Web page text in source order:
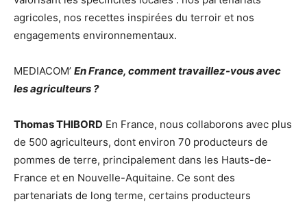
agricoles, nos recettes inspirées du terroir et nos
engagements environnementaux.
MEDIACOM’ En France, comment travaillez-vous avec
les agriculteurs ?
Thomas THIBORD En France, nous collaborons avec plus
de 500 agriculteurs, dont environ 70 producteurs de
pommes de terre, principalement dans les Hauts-de-
France et en Nouvelle-Aquitaine. Ce sont des
partenariats de long terme, certains producteurs